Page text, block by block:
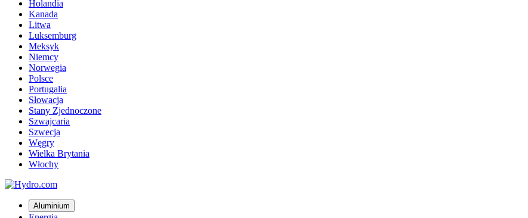
Holandia
Kanada
Litwa
Luksemburg
Meksyk
Niemcy
Norwegia
Polsce
Portugalia
Słowacja
Stany Zjednoczone
Szwajcaria
Szwecja
Węgry
Wielka Brytania
Włochy
Aluminium